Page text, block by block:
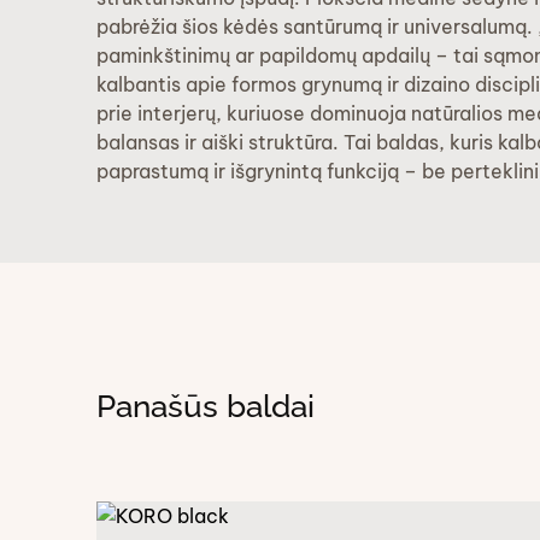
pabrėžia šios kėdės santūrumą ir universalumą.
paminkštinimų ar papildomų apdailų – tai
kalbantis apie formos grynumą ir dizaino
prie interjerų, kuriuose dominuoja natūralios
balansas ir aiški struktūra. Tai baldas, kuris
paprastumą ir išgrynintą funkciją – be
Panašūs baldai